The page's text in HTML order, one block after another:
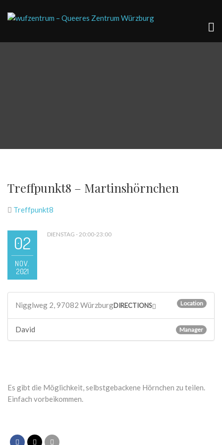
Treffpunkt8 – Martinshörnchen
Treffpunkt8
02
NOV.
2021
DIENSTAG - 20:00-23:00
Nigglweg 2, 97082 Würzburg Location
DIRECTIONS
David Manager
Es gibt die Möglichkeit, selbstgebackene Hörnchen zu teilen.
Einfach vorbeikommen.